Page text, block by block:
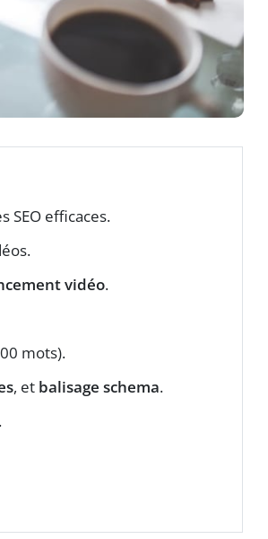
SEO efficaces.
vidéo.
mots).
, et balisage schema.